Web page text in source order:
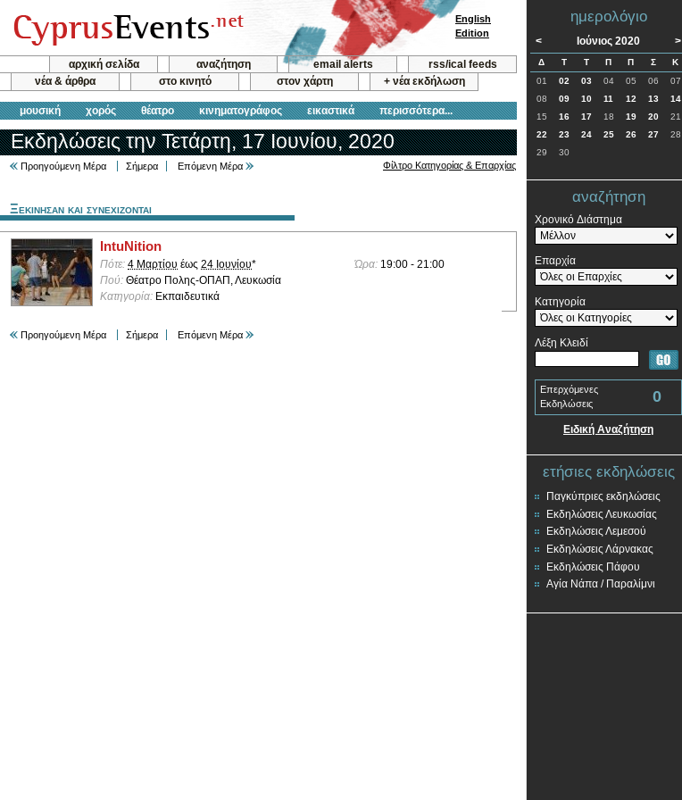
αρχική σελίδα αναζήτηση email alerts
rss/ical feeds
νέα & άρθρα
στο κινητό στον χάρτη + νέα εκδήλωση
μουσική χορός θέατρο κινηματογράφος εικαστικά περισσότερα...
English
Edition
Εκδηλώσεις την Τετάρτη, 17 Ιουνίου, 2020
Προηγούμενη Μέρα Σήμερα Επόμενη Μέρα Φίλτρο Κατηγορίας & Επαρχίας
Ξεκινησαν και συνεχιζονται
IntuNition
Πότε: 4 Μαρτίου έως 24 Ιουνίου* Ώρα: 19:00 - 21:00
Πού: Θέατρο Πολης-ΟΠΑΠ, Λευκωσία
Κατηγορία: Εκπαιδευτικά
Προηγούμενη Μέρα Σήμερα Επόμενη Μέρα
ημερολόγιο
< Ιούνιος 2020 >
Δ Τ Τ Π Π Σ
Κ
01
02 03 04 05 06
07
08
09 10 11 12 13
14
15
16 17 18 19 20
21
22
23 24 25 26 27
28
29
30
αναζήτηση
Χρονικό Διάστημα
Επαρχία
Κατηγορία
Λέξη Κλειδί
Επερχόμενες
Εκδηλώσεις
0
Ειδική Αναζήτηση
ετήσιες εκδηλώσεις
Παγκύπριες εκδηλώσεις
Εκδηλώσεις Λευκωσίας
Εκδηλώσεις Λεμεσού
Εκδηλώσεις Λάρνακας
Εκδηλώσεις Πάφου
Αγία Νάπα / Παραλίμνι